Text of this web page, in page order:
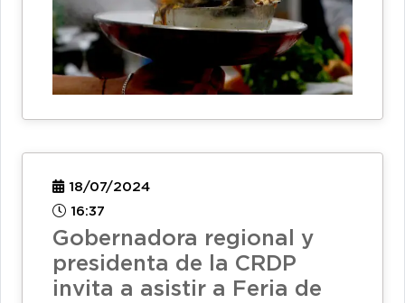
18/07/2024
16:37
Gobernadora regional y
presidenta de la CRDP
invita a asistir a Feria de